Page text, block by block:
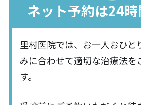
ネット予約は24
里村医院では、お一人おひと
みに合わせて適切な治療法を
す。